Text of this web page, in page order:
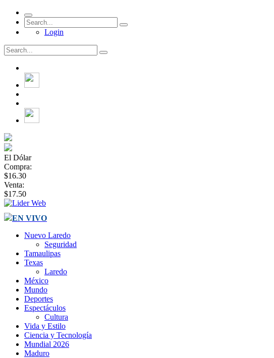
Login
El Dólar
Compra:
$16.30
Venta:
$17.50
EN VIVO
Nuevo Laredo
Seguridad
Tamaulipas
Texas
Laredo
México
Mundo
Deportes
Espectáculos
Cultura
Vida y Estilo
Ciencia y Tecnología
Mundial 2026
Maduro